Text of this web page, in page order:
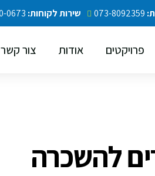
שירות לקוחות:
פרויקטים אודות צור קשר
להשכרה